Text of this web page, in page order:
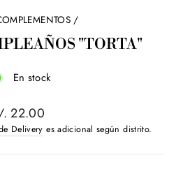
/
"TORTA"
En stock
. 22.00
Delivery es adicional según distrito.